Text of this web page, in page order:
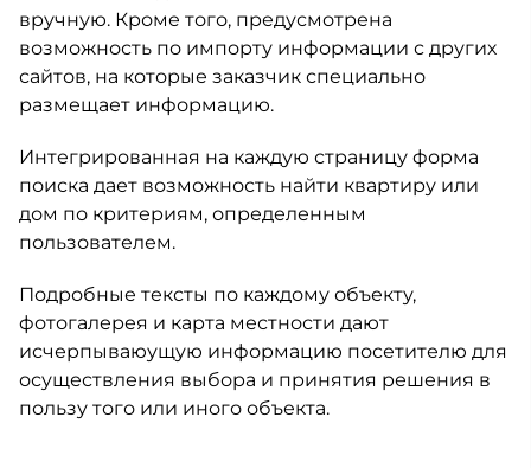
вручную. Кроме того, предусмотрена
возможность по импорту информации с других
сайтов, на которые заказчик специально
размещает информацию.
Интегрированная на каждую страницу форма
поиска дает возможность найти квартиру или
дом по критериям, определенным
пользователем.
Подробные тексты по каждому объекту,
фотогалерея и карта местности дают
исчерпываюущую информацию посетителю для
осуществления выбора и принятия решения в
пользу того или иного объекта.